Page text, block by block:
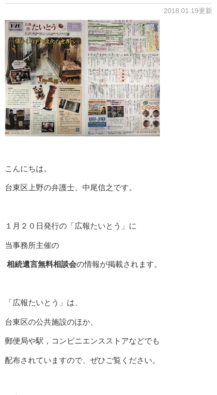
2018.01.19更新
こんにちは。
台東区上野の弁護士、中尾信之です。
１月２０日発行の「広報たいとう」に
当事務所主催の
相続遺言無料相談会の情報が掲載されます。
「広報たいとう」は、
台東区の公共施設のほか、
郵便局や駅，コンビニエンスストアなどでも
配布されていますので、ぜひご覧ください。